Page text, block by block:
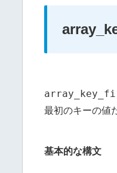
最初のキーの値
基本的な構文